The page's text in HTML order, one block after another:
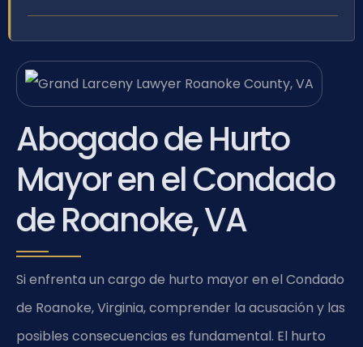
Abogado de Hurto
Mayor en el Condado
de Roanoke, VA
Si enfrenta un cargo de hurto mayor en el Condado
de Roanoke, Virginia, comprender la acusación y las
posibles consecuencias es fundamental. El hurto